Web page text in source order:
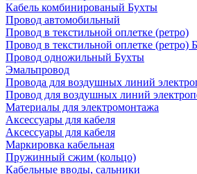
Кабель комбинированый Бухты
Провод автомобильный
Провод в текстильной оплетке (ретро)
Провод в текстильной оплетке (ретро)
Провод одножильный Бухты
Эмальпровод
Провода для воздушных линий
Провод для воздушных линий
Материалы для электромонтажа
Аксессуары для кабеля
Аксессуары для кабеля
Маркировка кабельная
Пружинный сжим (кольцо)
Кабельные вводы, сальники